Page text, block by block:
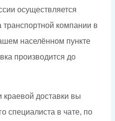
осуществляется
компании в
населённом пункте
производится до
доставки вы
специалиста в чате, по